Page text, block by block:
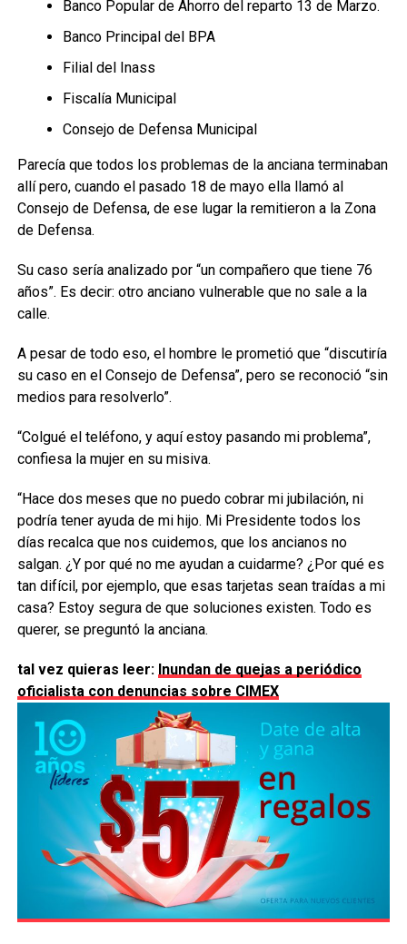
Banco Popular de Ahorro del reparto 13 de Marzo.
Banco Principal del BPA
Filial del Inass
Fiscalía Municipal
Consejo de Defensa Municipal
Parecía que todos los problemas de la anciana terminaban
allí pero, cuando el pasado 18 de mayo ella llamó al
Consejo de Defensa, de ese lugar la remitieron a la Zona
de Defensa.
Su caso sería analizado por “un compañero que tiene 76
años”. Es decir: otro anciano vulnerable que no sale a la
calle.
A pesar de todo eso, el hombre le prometió que “discutiría
su caso en el Consejo de Defensa”, pero se reconoció “sin
medios para resolverlo”.
“Colgué el teléfono, y aquí estoy pasando mi problema”,
confiesa la mujer en su misiva.
“Hace dos meses que no puedo cobrar mi jubilación, ni
podría tener ayuda de mi hijo. Mi Presidente todos los
días recalca que nos cuidemos, que los ancianos no
salgan. ¿Y por qué no me ayudan a cuidarme? ¿Por qué es
tan difícil, por ejemplo, que esas tarjetas sean traídas a mi
casa? Estoy segura de que soluciones existen. Todo es
querer, se preguntó la anciana.
tal vez quieras leer: Inundan de quejas a periódico
oficialista con denuncias sobre CIMEX